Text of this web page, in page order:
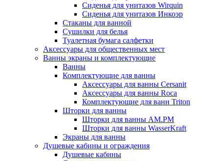
Сиденья для унитазов Wirquin
Сиденья для унитазов Инкоэр
Стаканы для ванной
Сушилки для белья
Туалетная бумага салфетки
Аксессуары для общественных мест
Ванны экраны и комплектующие
Ванны
Комплектующие для ванны
Аксессуары для ванны Cersanit
Аксессуары для ванны Roca
Комплектующие для ванн Triton
Шторки для ванны
Шторки для ванны AM.PM
Шторки для ванны WasserKraft
Экраны для ванны
Душевые кабины и ограждения
Душевые кабины